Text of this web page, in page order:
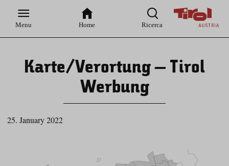
Hauptnavigation
Inhaltsbereich
Menu Home Ricerca
Karte/Verortung – Tirol
Werbung
25. January 2022